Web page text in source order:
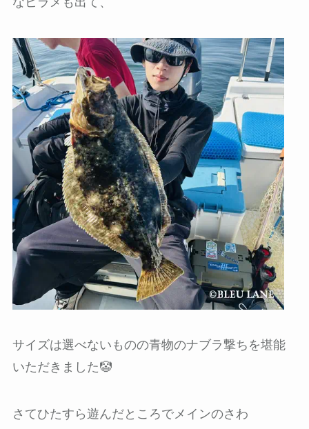
サイズは選べないものの青物のナブラ撃ちを堪能
いただきました🤡
さてひたすら遊んだところでメインのさわ